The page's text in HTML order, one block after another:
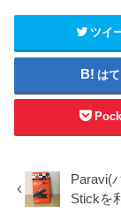
ツイ
は
Paravi(
Stickを